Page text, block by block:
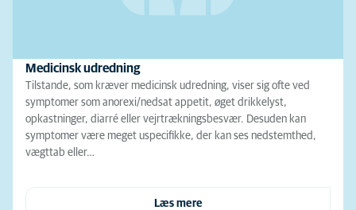
Medicinsk udredning
Tilstande, som kræver medicinsk udredning, viser sig ofte ved
symptomer som anorexi/nedsat appetit, øget drikkelyst,
opkastninger, diarré eller vejrtrækningsbesvær. Desuden kan
symptomer være meget uspecifikke, der kan ses nedstemthed,
vægttab eller…
Læs mere